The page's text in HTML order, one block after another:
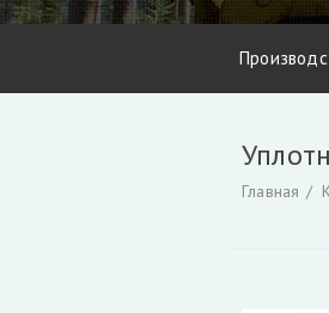
Фильтры
Захват
Главная